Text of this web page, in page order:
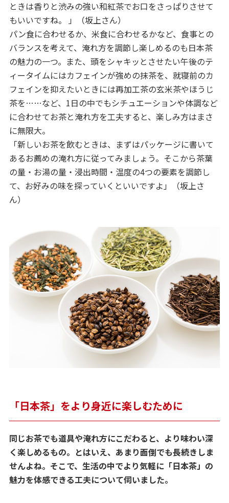
ときは香りと渋みの強い和紅茶でお口をさっぱりさせて
もいいですね。 」（坂上さん）
パン食に合わせるか、米食に合わせるかなど、食事との
バランスを考えて、淹れ方を調節し楽しめるのも日本茶
の魅力の一つ。また、頭をシャキッとさせたい午後のテ
ィータイムにはカフェインが強めの抹茶を、就寝前のカ
フェインを抑えたいときには再加工茶の玄米茶やほうじ
茶を……など、1日の中でもシチュエーションや体調など
に合わせてお茶と淹れ方を工夫すると、楽しみ方はまさ
に無限大。
「新しいお茶を飲むときは、まずはパッケージに書いて
あるお薦めの淹れ方に従ってみましょう。そこから茶葉
の量・お湯の量・浸出時間・温度の4つの要素を調節し
て、お好みの味を探っていくといいですよ」（坂上さ
ん）
「日本茶」をより身近に楽しむために
同じお茶でも道具や淹れ方にこだわると、より味わい深
く楽しめるもの。とはいえ、あまり面倒でも長続きしま
せんよね。そこで、生活の中でより気軽に「日本茶」の
魅力を体感できる工夫について伺いました。